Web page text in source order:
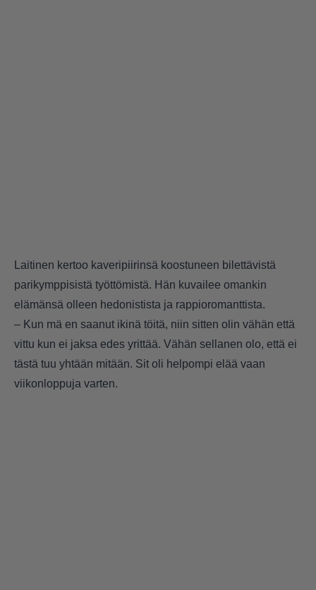
Laitinen kertoo kaveripiirinsä koostuneen bilettävistä
parikymppisistä työttömistä. Hän kuvailee omankin
elämänsä olleen hedonistista ja rappioromanttista.
– Kun mä en saanut ikinä töitä, niin sitten olin vähän että
vittu kun ei jaksa edes yrittää. Vähän sellanen olo, että ei
tästä tuu yhtään mitään. Sit oli helpompi elää vaan
viikonloppuja varten.